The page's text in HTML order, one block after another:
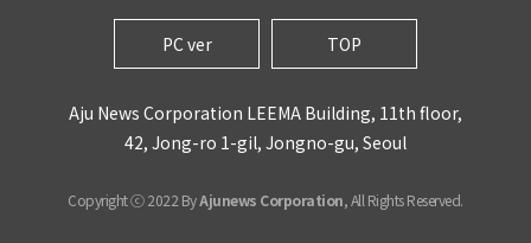
PC ver TOP
Aju News Corporation LEEMA Building, 11th floor,
42, Jong-ro 1-gil, Jongno-gu, Seoul
Copyright ⓒ 2022 ByAjunews Corporation, All Rights Reserved.